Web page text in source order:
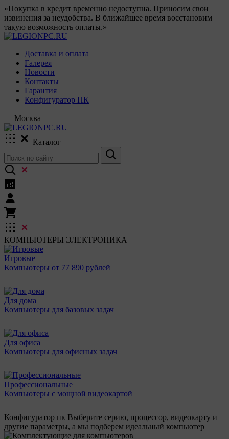
«Покупка в кредит временно недоступна. Приносим свои
извинения за неудобства. В ближайшее время восстановим
такую возможность оплаты.»
Доставка и оплата
Галерея
Новости
Контакты
Гарантия
Конфигуратор ПК
Москва
Каталог
КОМПЬЮТЕРЫ ЭЛЕКТРОНИКА
Игровые
Компьютеры от 77 890 рублей
Для дома
Компьютеры для базовых задач
Для офиса
Компьютеры для офисных задач
Профессиональные
Компьютеры с мощной видеокартой
Конфигуратор пк Выберите серию, процессор, видеокарту и
другие параметры, а мы подберем идеальный компьютер